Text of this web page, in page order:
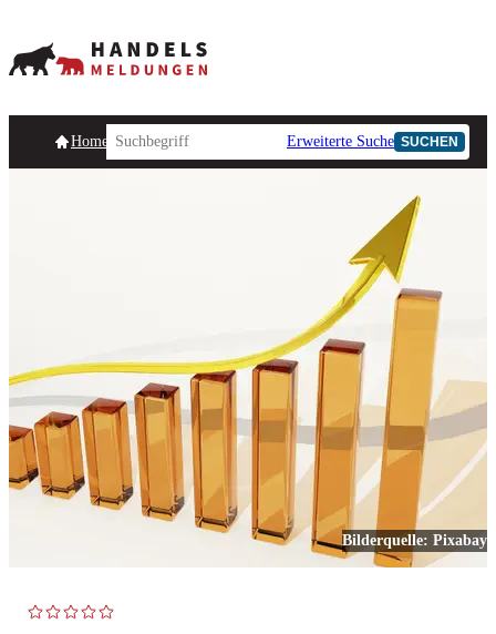
HomepageHandelsmeldungen Ad-Hoc-Meldungen
Erweiterte Suche SUCHEN
Bilderquelle: Pixabay